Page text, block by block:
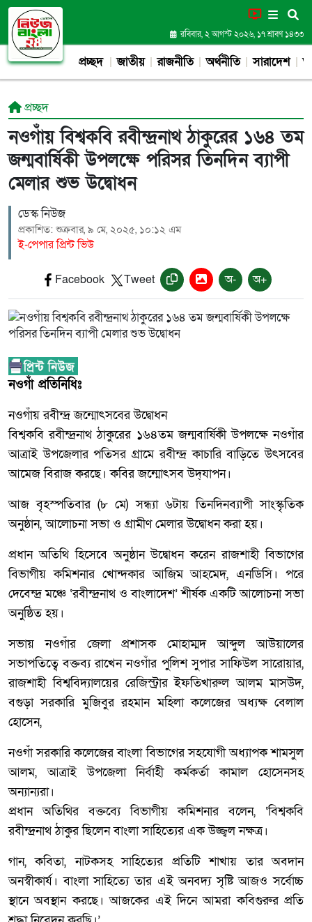
রবিবার, ২ আগস্ট ২০২৬, ১৭ শ্রাবণ ১৪৩৩
প্রচ্ছদ জাতীয় রাজনীতি অর্থনীতি সারাদেশ
প্রচ্ছদ
নওগাঁয় বিশ্বকবি রবীন্দ্রনাথ ঠাকুরের ১৬৪ তম
জন্মবার্ষিকী উপলক্ষে পরিসর তিনদিন ব্যাপী
মেলার শুভ উদ্বোধন
ডেস্ক নিউজ
প্রকাশিত: শুক্রবার, ৯ মে, ২০২৫, ১০:১২ এম
ই-পেপার প্রিন্ট ভিউ
Facebook Tweet অ- অ+
নওগাঁ প্রতিনিধিঃ
নওগাঁয় রবীন্দ্র জন্মোৎসবের উদ্বোধন
বিশ্বকবি রবীন্দ্রনাথ ঠাকুরের ১৬৪তম জন্মবার্ষিকী উপলক্ষে নওগাঁর
আত্রাই উপজেলার পতিসর গ্রামে রবীন্দ্র কাচারি বাড়িতে উৎসবের
আমেজ বিরাজ করছে। কবির জন্মোৎসব উদ্‌যাপন।
আজ বৃহস্পতিবার (৮ মে) সন্ধ্যা ৬টায় তিনদিনব্যাপী সাংস্কৃতিক
অনুষ্ঠান, আলোচনা সভা ও গ্রামীণ মেলার উদ্বোধন করা হয়।
প্রধান অতিথি হিসেবে অনুষ্ঠান উদ্বোধন করেন রাজশাহী বিভাগের
বিভাগীয় কমিশনার খোন্দকার আজিম আহমেদ, এনডিসি। পরে
দেবেন্দ্র মঞ্চে ‘রবীন্দ্রনাথ ও বাংলাদেশ’ শীর্ষক একটি আলোচনা সভা
অনুষ্ঠিত হয়।
সভায় নওগাঁর জেলা প্রশাসক মোহাম্মদ আব্দুল আউয়ালের
সভাপতিত্বে বক্তব্য রাখেন নওগাঁর পুলিশ সুপার সাফিউল সারোয়ার,
রাজশাহী বিশ্ববিদ্যালয়ের রেজিস্ট্রার ইফতিখারুল আলম মাসউদ,
বগুড়া সরকারি মুজিবুর রহমান মহিলা কলেজের অধ্যক্ষ বেলাল
হোসেন,
নওগাঁ সরকারি কলেজের বাংলা বিভাগের সহযোগী অধ্যাপক শামসুল
আলম, আত্রাই উপজেলা নির্বাহী কর্মকর্তা কামাল হোসেনসহ
অন্যান্যরা।
প্রধান অতিথির বক্তব্যে বিভাগীয় কমিশনার বলেন, ‘বিশ্বকবি
রবীন্দ্রনাথ ঠাকুর ছিলেন বাংলা সাহিত্যের এক উজ্জ্বল নক্ষত্র।
গান, কবিতা, নাটকসহ সাহিত্যের প্রতিটি শাখায় তার অবদান
অনস্বীকার্য। বাংলা সাহিত্যে তার এই অনবদ্য সৃষ্টি আজও সর্বোচ্চ
স্থানে অবস্থান করছে। আজকের এই দিনে আমরা কবিগুরুর প্রতি